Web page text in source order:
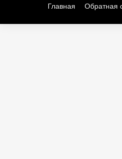
Главная Обратная